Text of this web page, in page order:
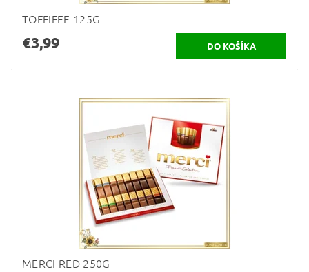
TOFFIFEE 125G
€3,99
MERCI RED 250G